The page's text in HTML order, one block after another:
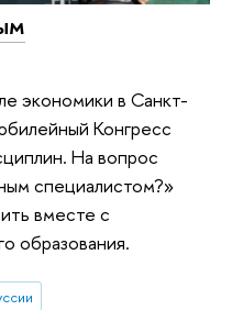
экономики в Санкт-
Конгресс
На вопрос
специалистом?»
вместе с
образования.